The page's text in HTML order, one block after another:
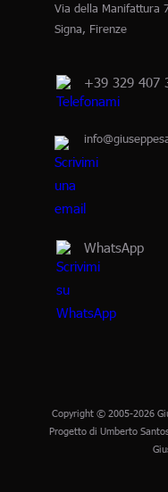
Via della Manifattura
Signa, Firenze
+39 329 407
WhatsApp
Copyright © 2005-2026
Progetto di Umberto